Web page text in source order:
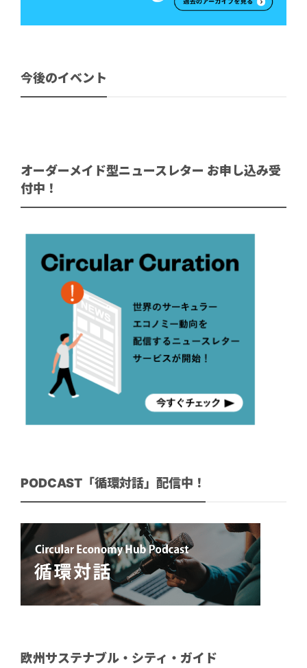
今後のイベント
オーダーメイド型ニュースレター お申し込み受
付中！
PODCAST「循環対話」配信中！
欧州サステナブル・シティ・ガイド